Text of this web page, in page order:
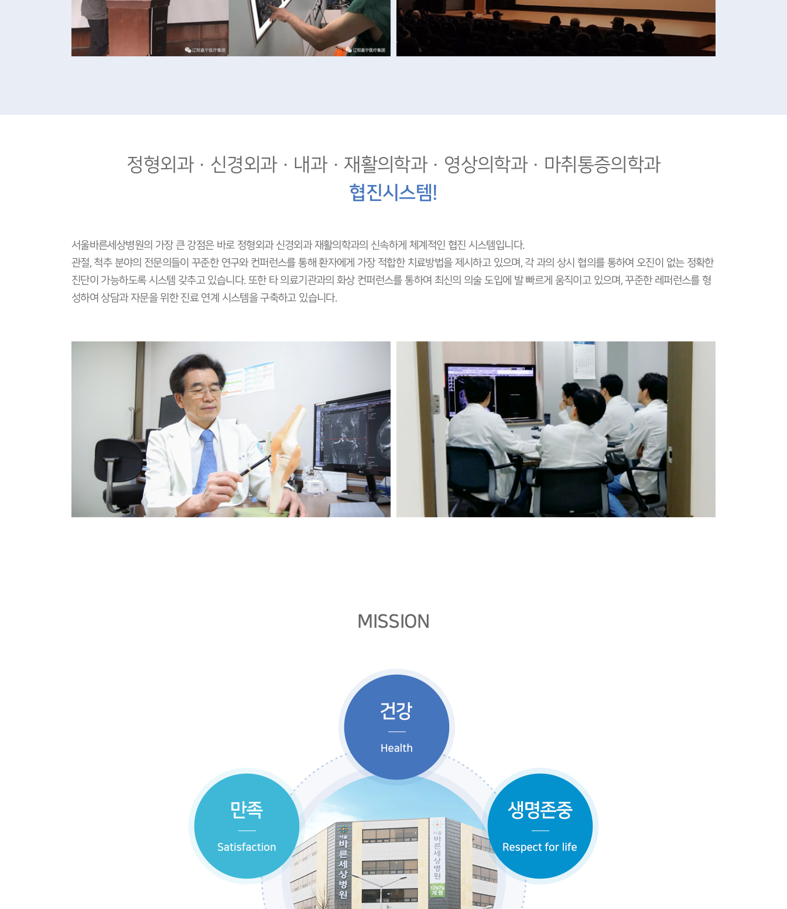
정형외과 · 신경외과 · 내과 · 재활의학과 · 영상의학과 · 마취통증의학과
협진시스템!
서울바른세상병원의 가장 큰 강점은 바로 정형외과 신경외과 재활의학과의 신속하게 체계적인 협진 시스템입니다.
관절, 척추 분야의 전문의들이 꾸준한 연구와 컨퍼런스를 통해 환자에게 가장 적합한 치료방법을 제시하고 있으며, 각 과의 상시 협의를 통하여 오진이 없는 정확한
진단이 가능하도록 시스템 갖추고 있습니다. 또한 타 의료기관과의 화상 컨퍼런스를 통하여 최신의 의술 도입에 발 빠르게 움직이고 있으며, 꾸준한 레퍼런스를 형
성하여 상담과 자문을 위한 진료 연계 시스템을 구축하고 있습니다.
MISSION